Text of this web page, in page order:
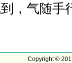
，气随手
Copyright ©